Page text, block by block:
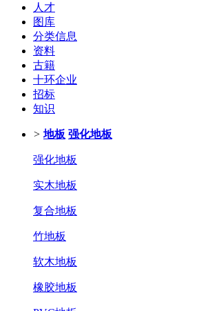
人才
图库
分类信息
资料
古籍
十环企业
招标
知识
> 地板 强化地板
强化地板
实木地板
复合地板
竹地板
软木地板
橡胶地板